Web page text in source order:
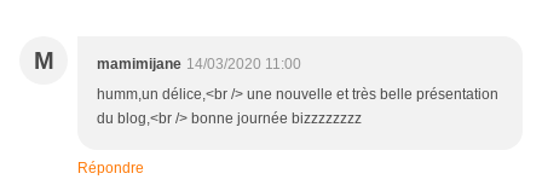
M mamimijane 14/03/2020 11:00
humm,un délice,<br /> une nouvelle et très belle présentation
du blog,<br /> bonne journée bizzzzzzzz
Répondre